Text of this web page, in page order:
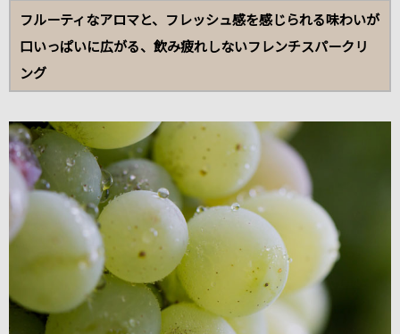
フルーティなアロマと、フレッシュ感を感じられる味わいが
口いっぱいに広がる、飲み疲れしないフレンチスパークリ
ング